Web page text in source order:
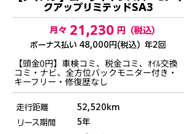
クアップリミテッドSA3
21,230 円（税込）
​ボーナス払い 48,000円(税込）年2回
【頭金0円】車検コミ、税金コミ、ｵｲﾙ交換
コミ・ナビ、全方位バックモニター付き・
キーフリー・修復歴なし
月々
走行距離
リース期間
52,520km
5年